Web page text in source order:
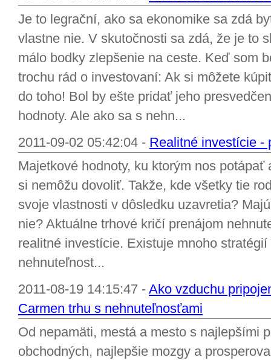
Je to legrační, ako sa ekonomike sa zdá
vlastne nie. V skutočnosti sa zdá, že je to
málo bodky zlepšenie na ceste. Keď som
trochu rád o investovaní: Ak si môžete
do toho! Bol by ešte pridať jeho
hodnoty. Ale ako sa s nehn...
2011-09-02 05:42:04 - Realitné investície -
Majetkové hodnoty, ku ktorým nos
si nemôžu dovoliť. Takže, kde všetky tie
svoje vlastnosti v dôsledku uzavretia?
nie? Aktuálne trhové kričí prenájom
realitné investície. Existuje mnoho
nehnuteľnost...
2011-08-19 14:15:47 - Ako vzduchu
Carmen trhu s nehnuteľnosťami
Od nepamäti, mestá a mesto s najlepšími
obchodných, najlepšie mozgy a